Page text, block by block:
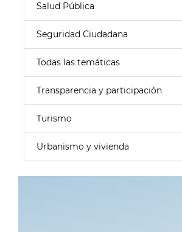
Salud Pública
Seguridad Ciudadana
Todas las temáticas
Transparencia y participación
Turismo
Urbanismo y vivienda